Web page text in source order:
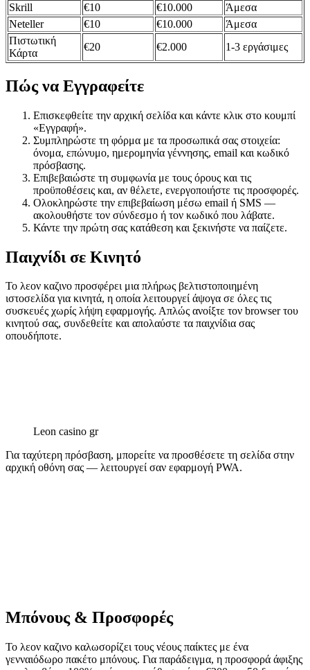
Skrill
€10 €10.000
Άμεσα
Neteller
€10 €10.000
Άμεσα
Πιστωτική
Κάρτα
€20 €2.000 1-3 εργάσιμες
Πώς να Εγγραφείτε
Επισκεφθείτε την αρχική σελίδα και κάντε κλικ στο κουμπί
«Εγγραφή».
Συμπληρώστε τη φόρμα με τα προσωπικά σας στοιχεία:
όνομα, επώνυμο, ημερομηνία γέννησης, email και κωδικό
πρόσβασης.
Επιβεβαιώστε τη συμφωνία με τους όρους και τις
προϋποθέσεις και, αν θέλετε, ενεργοποιήστε τις προσφορές.
Ολοκληρώστε την επιβεβαίωση μέσω email ή SMS —
ακολουθήστε τον σύνδεσμο ή τον κωδικό που λάβατε.
Κάντε την πρώτη σας κατάθεση και ξεκινήστε να παίζετε.
Παιχνίδι σε Κινητό
Το λεον καζινο προσφέρει μια πλήρως βελτιστοποιημένη
ιστοσελίδα για κινητά, η οποία λειτουργεί άψογα σε όλες τις
συσκευές χωρίς λήψη εφαρμογής. Απλώς ανοίξτε τον browser του
κινητού σας, συνδεθείτε και απολαύστε τα παιχνίδια σας
οπουδήποτε.
Leon casino gr
Για ταχύτερη πρόσβαση, μπορείτε να προσθέσετε τη σελίδα στην
αρχική οθόνη σας — λειτουργεί σαν εφαρμογή PWA.
Μπόνους & Προσφορές
Το λεον καζινο καλωσορίζει τους νέους παίκτες με ένα
γενναιόδωρο πακέτο μπόνους. Για παράδειγμα, η προσφορά άφιξης